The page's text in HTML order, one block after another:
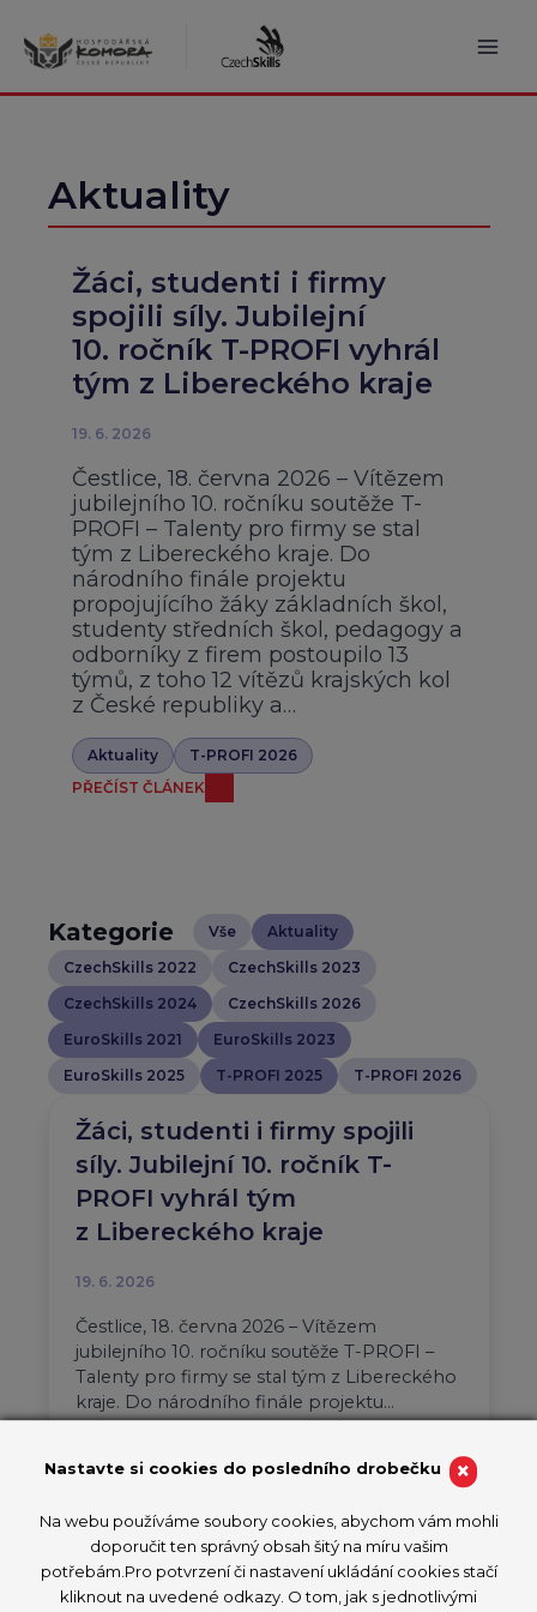
obsah
Aktuality
Žáci, studenti i firmy
spojili síly. Jubilejní
10. ročník T-PROFI vyhrál
tým z Libereckého kraje
19. 6. 2026
Čestlice, 18. června 2026 – Vítězem
jubilejního 10. ročníku soutěže T-
PROFI – Talenty pro firmy se stal
tým z Libereckého kraje. Do
národního finále projektu
propojujícího žáky základních škol,
studenty středních škol, pedagogy a
odborníky z firem postoupilo 13
týmů, z toho 12 vítězů krajských kol
z České republiky a…
Aktuality
T-PROFI 2026
PŘEČÍST ČLÁNEK
Kategorie Vše
Aktuality
CzechSkills 2022
CzechSkills 2023
CzechSkills 2024
CzechSkills 2026
EuroSkills 2021
EuroSkills 2023
EuroSkills 2025
T-PROFI 2025 T-PROFI 2026
Žáci, studenti i firmy spojili
síly. Jubilejní 10. ročník T-
PROFI vyhrál tým
z Libereckého kraje
19. 6. 2026
Čestlice, 18. června 2026 – Vítězem
jubilejního 10. ročníku soutěže T-PROFI –
Talenty pro firmy se stal tým z Libereckého
kraje. Do národního finále projektu…
×
Nastavte si cookies do posledního drobečku
Na webu používáme soubory cookies, abychom vám mohli
doporučit ten správný obsah šitý na míru vašim
potřebám.Pro potvrzení či nastavení ukládání cookies stačí
kliknout na uvedené odkazy. O tom, jak s jednotlivými